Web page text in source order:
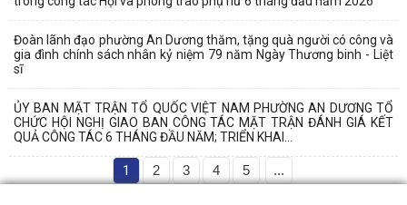
Đoàn lãnh đạo phường An Dương thăm, tặng quà người có công và
gia đình chính sách nhân kỷ niệm 79 năm Ngày Thương binh - Liệt
sĩ
ỦY BAN MẶT TRẬN TỔ QUỐC VIỆT NAM PHƯỜNG AN DƯƠNG TỔ
CHỨC HỘI NGHỊ GIAO BAN CÔNG TÁC MẶT TRẬN ĐÁNH GIÁ KẾT
QUẢ CÔNG TÁC 6 THÁNG ĐẦU NĂM; TRIỂN KHAI...
1 2 3 4 5 ...